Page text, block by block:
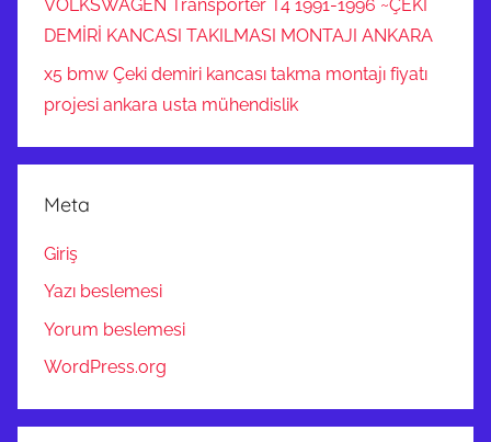
VOLKSWAGEN Transporter T4 1991-1996 ~ÇEKİ
DEMİRİ KANCASI TAKILMASI MONTAJI ANKARA
x5 bmw Çeki demiri kancası takma montajı fiyatı
projesi ankara usta mühendislik
Meta
Giriş
Yazı beslemesi
Yorum beslemesi
WordPress.org